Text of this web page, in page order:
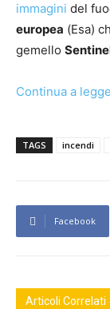
immagini del
europea (Esa)
gemello
Continua a
TAGS incendi
Facebook
Articoli Correlati